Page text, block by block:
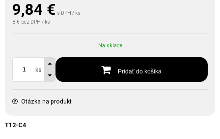
9,84 € s DPH / ks
8 € bez DPH / ks
Na sklade
ks Pridať do košíka
Otázka na produkt
T12-C4